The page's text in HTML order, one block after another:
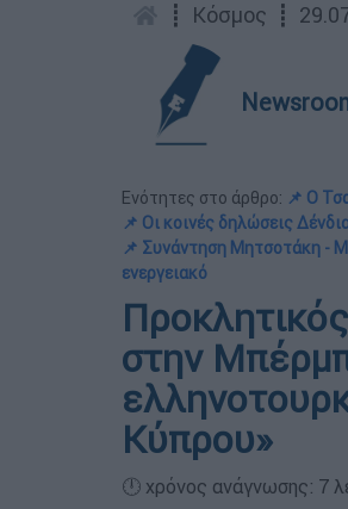
┋ Κόσμος ┋
Ενότητες στο άρθρο: 📌 Ο
📌 Οι κοινές δηλώσεις
📌 Συνάντηση Μητσοτάκη -
ενεργειακό
στην
Κύπρου»
🕛 χρόνος ανάγνωσης: 7